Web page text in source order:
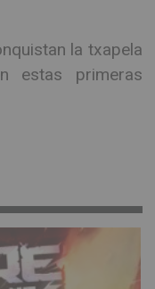
la txapela
estas primeras